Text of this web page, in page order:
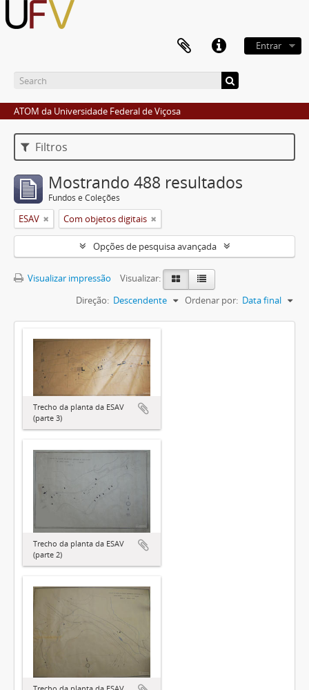
Entrar
ATOM da Universidade Federal de Viçosa
Filtros
Mostrando 488 resultados
Fundos e Coleções
ESAV Com objetos digitais
Opções de pesquisa avançada
Visualizar impressão
Visualizar:
Ordenar por: Data final
Direção: Descendente
Trecho da planta da ESAV
(parte 3)
Trecho da planta da ESAV
(parte 2)